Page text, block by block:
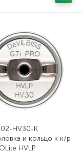
HV30-K
и кольцо к к/р
HVLP